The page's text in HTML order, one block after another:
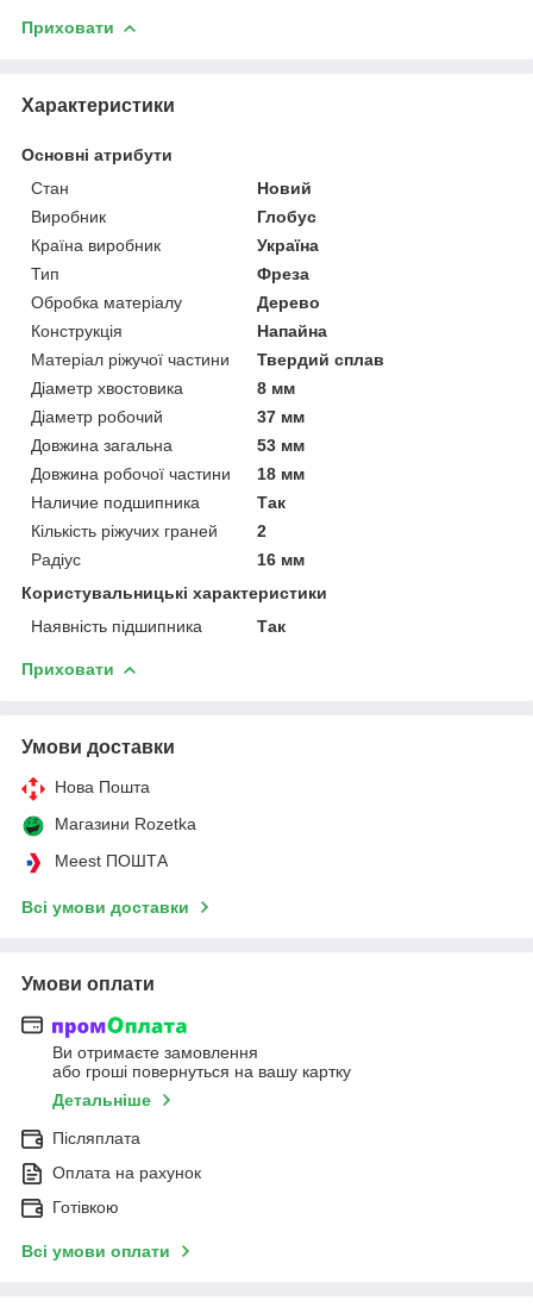
Приховати
Характеристики
Основні атрибути
Стан
Новий
Виробник
Глобус
Країна виробник
Україна
Тип
Фреза
Обробка матеріалу
Дерево
Конструкція
Напайна
Матеріал ріжучої частини
Твердий сплав
Діаметр хвостовика
8 мм
Діаметр робочий
37 мм
Довжина загальна
53 мм
Довжина робочої частини
18 мм
Наличие подшипника
Так
Кількість ріжучих граней
2
Радіус
16 мм
Користувальницькі характеристики
Наявність підшипника
Так
Приховати
Умови доставки
Нова Пошта
Магазини Rozetka
Meest ПОШТА
Всі умови доставки
Умови оплати
Ви отримаєте замовлення
або гроші повернуться на вашу картку
Детальніше
Післяплата
Оплата на рахунок
Готівкою
Всі умови оплати